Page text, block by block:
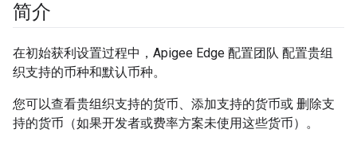
简介
在初始获利设置过程中，Apigee Edge 配置团队 配置贵组
织支持的币种和默认币种。
您可以查看贵组织支持的货币、添加支持的货币或 删除支
持的货币（如果开发者或费率方案未使用这些货币）。